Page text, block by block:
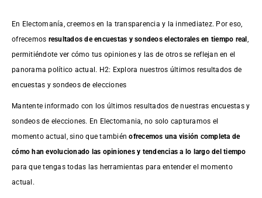
En Electomanía, creemos en la transparencia y la inmediatez. Por eso,
ofrecemos resultados deencuestas y sondeos electorales en tiempo real
permitiéndote ver cómo tus opiniones y las de otros se reflejan en el
panorama político actual. H2: Explora nuestros últimos resultados de
encuestas y sondeos de elecciones
Mantente informado con los últimos resultados de nuestras encuestasy
sondeos de elecciones. En Electomania, no solo capturamos el
momento actual, sino que tambiénofrecemos una visión completa de
cómo han evolucionado las opiniones y tendencias a lo largo del tiempo
para que tengas todas las herramientas para entender el momento
actual.